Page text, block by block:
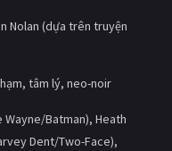
Nolan (dựa trên truyện
tâm lý, neo-noir
Wayne/Batman), Heath
Dent/Two-Face),